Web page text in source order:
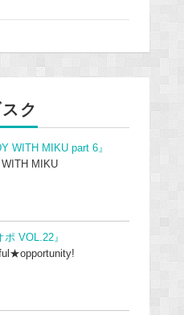
ク
WITH MIKU part 6』
MIKU
ポ VOL.22』